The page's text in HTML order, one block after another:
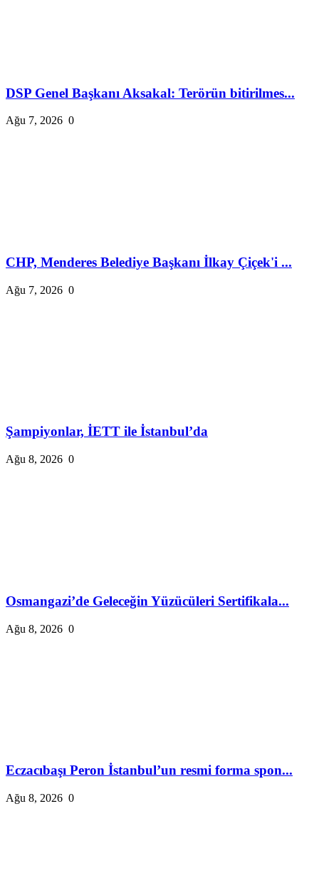
DSP Genel Başkanı Aksakal: Terörün bitirilmes...
Ağu 7, 2026 0
CHP, Menderes Belediye Başkanı İlkay Çiçek'i ...
Ağu 7, 2026 0
Şampiyonlar, İETT ile İstanbul’da
Ağu 8, 2026 0
Osmangazi’de Geleceğin Yüzücüleri Sertifikala...
Ağu 8, 2026 0
Eczacıbaşı Peron İstanbul’un resmi forma spon...
Ağu 8, 2026 0